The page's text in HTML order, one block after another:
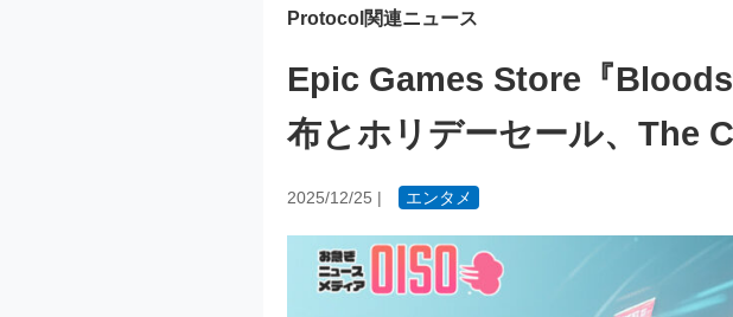
Protocol関連ニュース
Epic Games Store『
布とホリデーセール、The
2025/12/25 | エンタメ